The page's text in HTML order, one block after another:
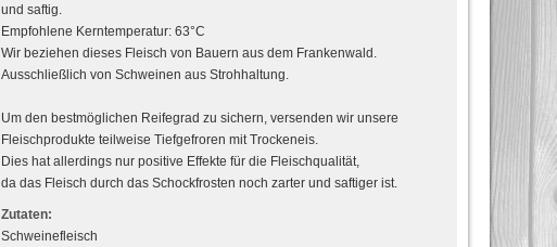
und saftig.
Empfohlene Kerntemperatur: 63°C
Wir beziehen dieses Fleisch von Bauern aus dem Frankenwald.
Ausschließlich von Schweinen aus Strohhaltung.
Um den bestmöglichen Reifegrad zu sichern, versenden wir unsere
Fleischprodukte teilweise Tiefgefroren mit Trockeneis.
Dies hat allerdings nur positive Effekte für die Fleischqualität,
da das Fleisch durch das Schockfrosten noch zarter und saftiger ist.
Zutaten:
Schweinefleisch